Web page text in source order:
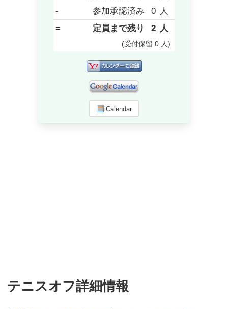
-
参加承認済み 0 人
=
定員まで残り 2 人
(受付保留 0 人)
iCalendar
テニスオフ詳細情報